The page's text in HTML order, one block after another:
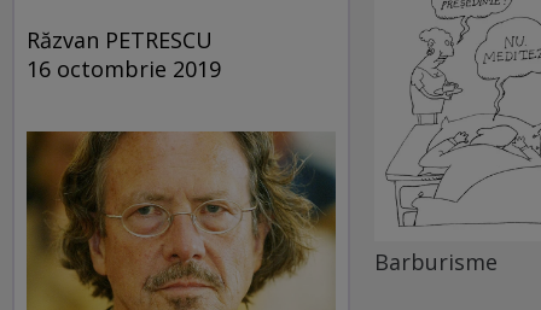
Răzvan PETRESCU
16 octombrie 2019
Barburisme